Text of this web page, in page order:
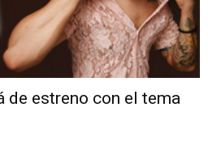
de estreno con el tema